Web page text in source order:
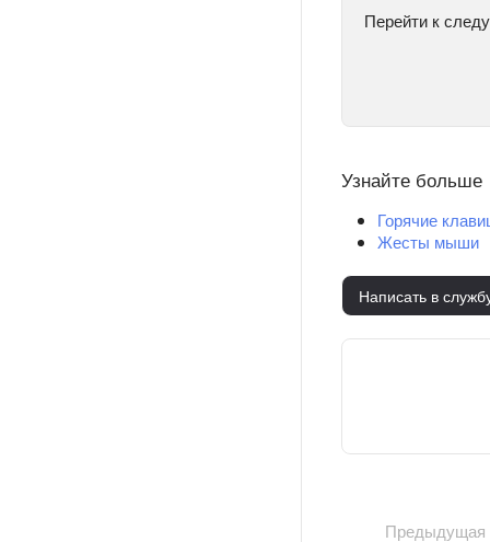
Перейти к
Узнайте больше
Горячие
Жесты мыши
Написать в
Предыдущая